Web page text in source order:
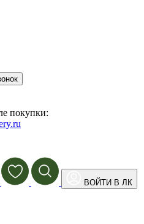
покупки:
ВОЙТИ В ЛК